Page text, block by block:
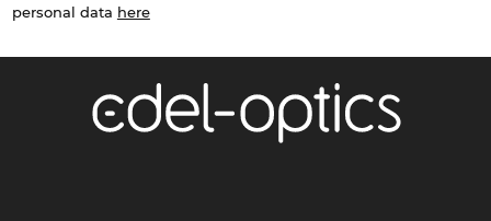
personal data here